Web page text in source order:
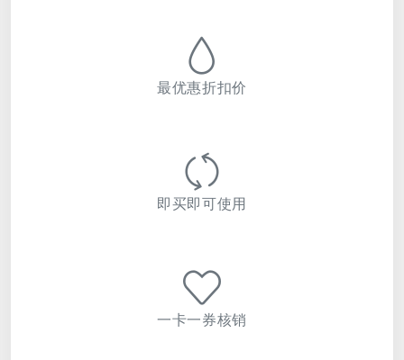
最优惠折扣价
即买即可使用
一卡一券核销